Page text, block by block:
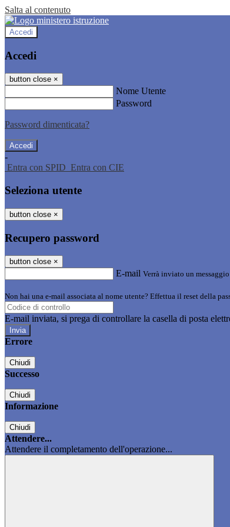
Salta al contenuto
Accedi
Accedi
button close ×
Nome Utente
Password
Password dimenticata?
-
Entra con SPID Entra con CIE
Seleziona utente
button close ×
Recupero password
button close ×
E-mail Verrà inviato un
Non hai una e-mail associata al nome utente? Effettua il reset della
E-mail inviata, si prega di controllare la casella di posta
Errore
Chiudi
Successo
Chiudi
Informazione
Chiudi
Attendere...
Attendere il completamento dell'operazione...